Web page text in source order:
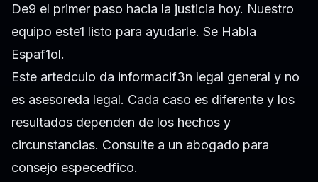
De9 el primer paso hacia la justicia hoy. Nuestro
equipo este1 listo para ayudarle. Se Habla
Espaf1ol.
Este artedculo da informacif3n legal general y no
es asesoreda legal. Cada caso es diferente y los
resultados dependen de los hechos y
circunstancias. Consulte a un abogado para
consejo especedfico.